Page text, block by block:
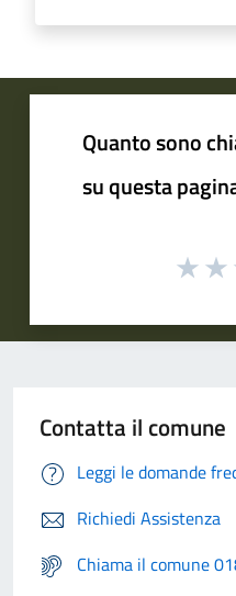
Quanto sono
su questa
Contatta il comune
Leggi le domande
Richiedi Assistenza
Chiama il comune